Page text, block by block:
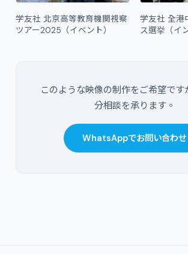
学友社 北京高等教育機関視察
ツアー2025（イベント）
学友社 全港
ス選挙（イ
このような映像の制作をご希望です
分相談を承ります。
WhatsAppでお問い合わせ